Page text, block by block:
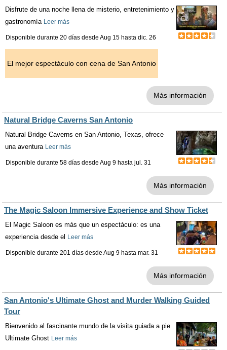
Disfrute de una noche llena de misterio, entretenimiento y
gastronomía Leer más
Disponible durante 20 días desde Aug 15 hasta dic. 26
El mejor espectáculo con cena de San Antonio
Más información
Natural Bridge Caverns San Antonio
Natural Bridge Caverns en San Antonio, Texas, ofrece
una aventura Leer más
Disponible durante 58 días desde Aug 9 hasta jul. 31
Más información
The Magic Saloon Immersive Experience and Show Ticket
El Magic Saloon es más que un espectáculo: es una
experiencia desde el
Leer más
Disponible durante 201 días desde Aug 9 hasta mar. 31
Más información
San Antonio's Ultimate Ghost and Murder Walking Guided
Tour
Bienvenido al fascinante mundo de la visita guiada a pie
Ultimate Ghost Leer más